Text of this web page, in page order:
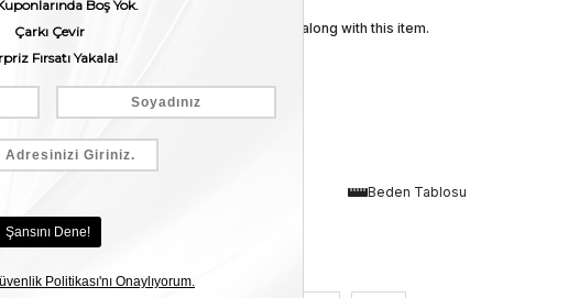
We recommend these along with this item.
Beden Tablosu